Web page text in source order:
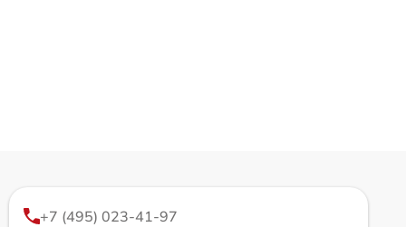
+7 (495) 023-41-97